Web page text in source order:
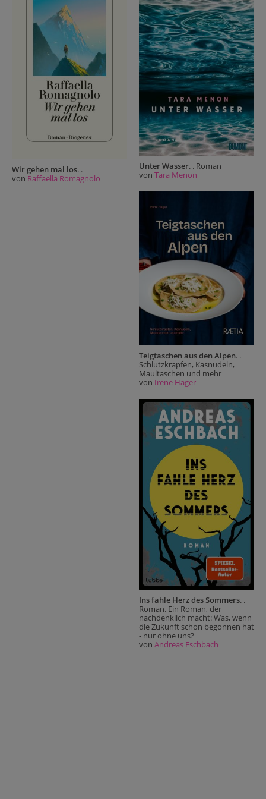
Wir gehen mal los. .
von Raffaella Romagnolo
Unter Wasser. . Roman
von Tara Menon
Teigtaschen aus den Alpen. .
Schlutzkrapfen, Kasnudeln,
Maultaschen und mehr
von Irene Hager
Ins fahle Herz des Sommers. .
Roman. Ein Roman, der
nachdenklich macht: Was, wenn
die Zukunft schon begonnen hat
- nur ohne uns?
von Andreas Eschbach